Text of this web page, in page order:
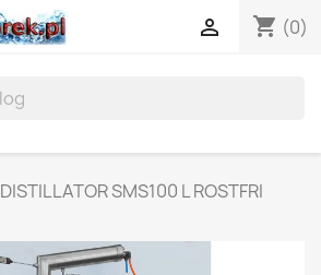
shopping_cart (0)

DISTILLATOR SMS100 L ROSTFRI